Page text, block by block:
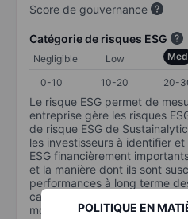
POLITIQUE EN
Score de gouvernance
Catégorie de risques ESG
Negligible Low Med
0-10
10-20 20-
Le risque ESG permet de
entreprise gère les risques
de risque ESG de
les investisseurs à identifier
ESG financièrement
et la manière dont ils sont
performances à long terme
capital. L’échelle va de 0 à
moins il est important (0